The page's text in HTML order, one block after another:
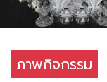
ภาพกิจกรรม